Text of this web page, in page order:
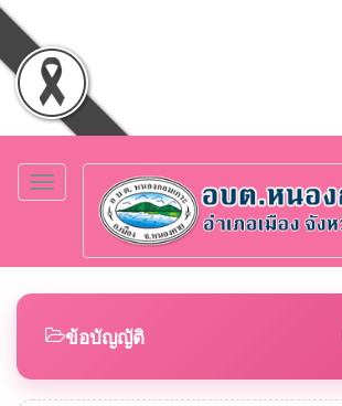
Toggle
navigation
ข้อบัญญัติ